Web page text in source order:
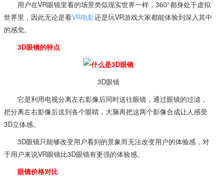
用户在VR眼镜里看的场景类似现实世界一样，360°都身处于虚拟
世界里，因此无论是看VR电影还是玩VR游戏大家都能体验到深入其中
的感觉。
3D眼镜的特点
3D眼镜
它是利用电视分离左右影像后同时送往眼镜，通过眼镜的过滤，
把分离左右影像后送到各个眼睛，大脑再把这两个影像合成让人感受
3D立体感。
3D眼镜只能够改变用户看到的景象而无法改变用户的体验感，对
于用户来说VR眼镜比3D眼镜有更强的体验感。
眼镜价格对比